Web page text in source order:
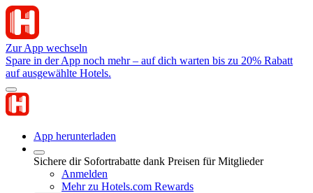
Zur App wechseln
Spare in der App noch mehr – auf dich warten bis zu 20% Rabatt
auf ausgewählte Hotels.
App herunterladen
Sichere dir Sofortrabatte dank Preisen für Mitglieder
Anmelden
Mehr zu Hotels.com Rewards